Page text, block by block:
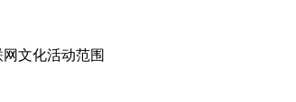
网文化活动范围